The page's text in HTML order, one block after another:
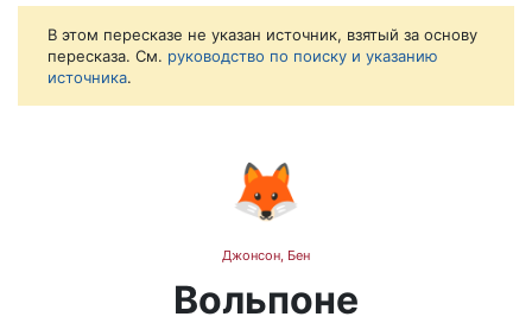
В этом пересказе не указан источник, взятый за основу
пересказа. См. руководство по поиску и указанию
источника.
🦊
Джонсон, Бен
Вольпоне